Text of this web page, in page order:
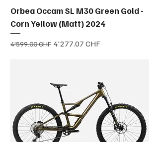
Orbea Occam SL M30 Green Gold -
Corn Yellow (Matt) 2024
Prix original
4'599.00 CHF Prix promotionnel
4'277.07 CHF